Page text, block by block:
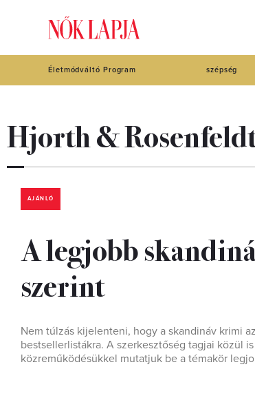
Életmódváltó Program szépség
Hjorth &
AJÁNLÓ
A legjobb
szerint
Nem túlzás kijelenteni, hogy a skandináv krimi
bestsellerlistákra. A szerkesztőség tagjai közül
közreműködésükkel mutatjuk be a témakör